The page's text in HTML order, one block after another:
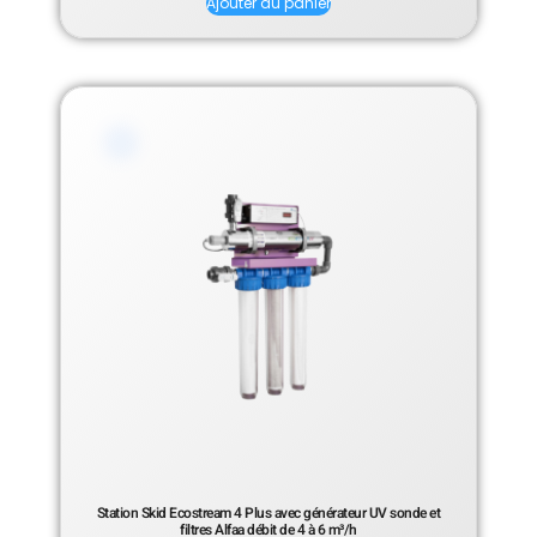
Station Skid Ecostream 4 Plus avec générateur UV sonde et
filtres Alfaa débit de 4 à 6 m³/h